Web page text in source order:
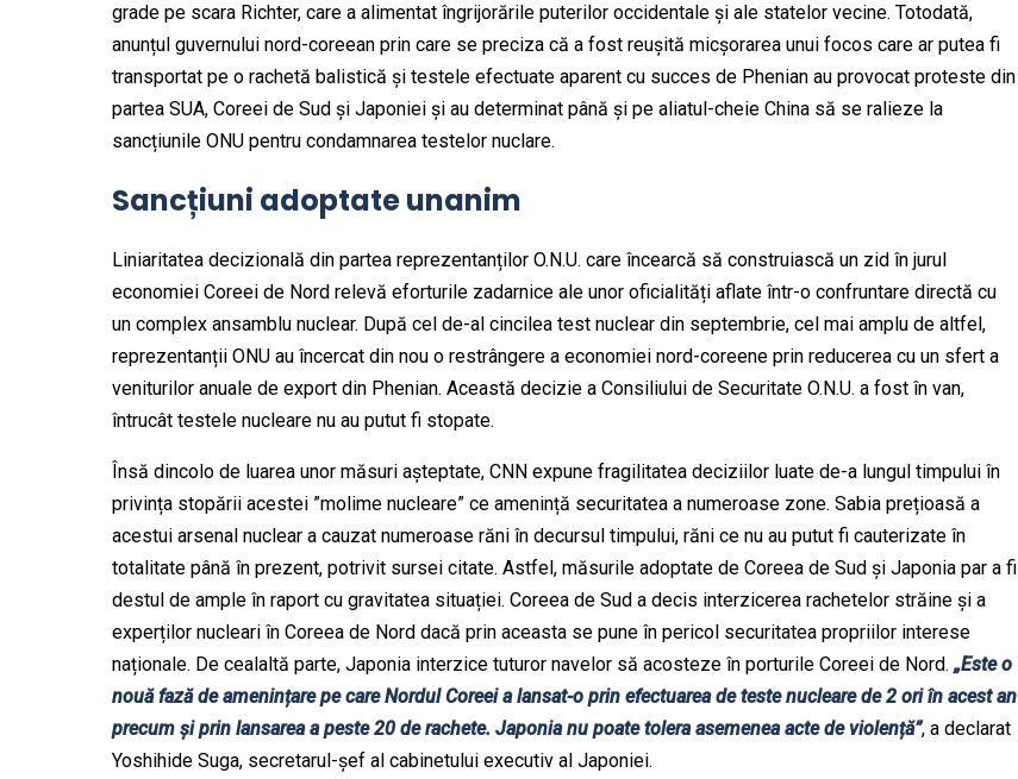
grade pe scara Richter, care a alimentat îngrijorările puterilor occidentale și ale statelor vecine. Totodată,
anunțul guvernului nord-coreean prin care se preciza că a fost reușită micșorarea unui focos care ar putea fi
transportat pe o rachetă balistică și testele efectuate aparent cu succes de Phenian au provocat proteste din
partea SUA, Coreei de Sud și Japoniei și au determinat până și pe aliatul-cheie China să se ralieze la
sancțiunile ONU pentru condamnarea testelor nuclare.
Sancțiuni adoptate unanim
Liniaritatea decizională din partea reprezentanților O.N.U. care încearcă să construiască un zid în jurul
economiei Coreei de Nord relevă eforturile zadarnice ale unor oficialități aflate într-o confruntare directă cu
un complex ansamblu nuclear. După cel de-al cincilea test nuclear din septembrie, cel mai amplu de altfel,
reprezentanții ONU au încercat din nou o restrângere a economiei nord-coreene prin reducerea cu un sfert a
veniturilor anuale de export din Phenian. Această decizie a Consiliului de Securitate O.N.U. a fost în van,
întrucât testele nucleare nu au putut fi stopate.
Însă dincolo de luarea unor măsuri așteptate, CNN expune fragilitatea deciziilor luate de-a lungul timpului în
privința stopării acestei ”molime nucleare” ce amenință securitatea a numeroase zone. Sabia prețioasă a
acestui arsenal nuclear a cauzat numeroase răni în decursul timpului, răni ce nu au putut fi cauterizate în
totalitate până în prezent, potrivit sursei citate. Astfel, măsurile adoptate de Coreea de Sud și Japonia par a fi
destul de ample în raport cu gravitatea situației. Coreea de Sud a decis interzicerea rachetelor străine și a
experților nucleari în Coreea de Nord dacă prin aceasta se pune în pericol securitatea propriilor interese
naționale. De cealaltă parte, Japonia interzice tuturor navelor să acosteze în porturile Coreei de Nord. „Este o
nouă fază de amenințare pe care Nordul Coreei a lansat-o prin efectuarea de teste nucleare de 2 ori în acest an
precum și prin lansarea a peste 20 de rachete. Japonia nu poate tolera asemenea acte de violență”, a declarat
Yoshihide Suga, secretarul-șef al cabinetului executiv al Japoniei.